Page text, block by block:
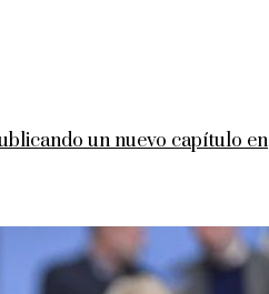
un nuevo capítulo en